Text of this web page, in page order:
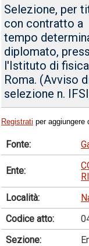
Selezione, per
con contratto a
tempo
diplomato,
l'Istituto di
Roma. (Avviso
selezione n.
Registrati per aggiungere
Fonte:
Ente:
Località:
Codice atto:
Sezione: